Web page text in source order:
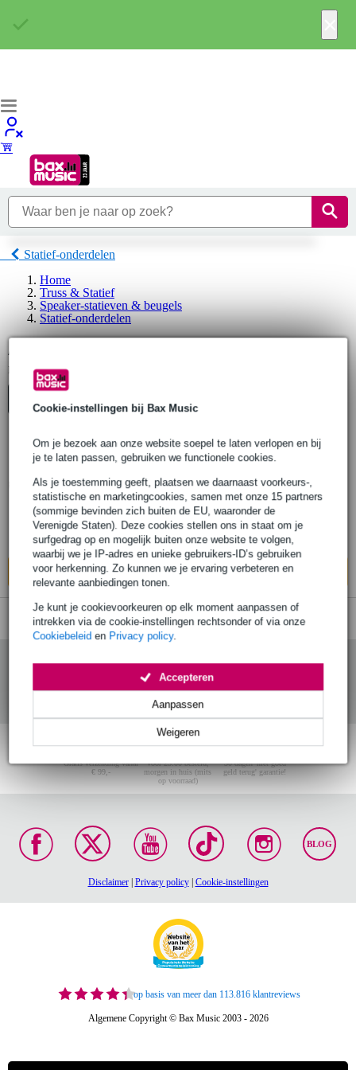
Cookie-instellingen bij Bax Music
Om je bezoek aan onze website soepel te laten verlopen en bij
je te laten passen, gebruiken we functionele cookies.
Als je toestemming geeft, plaatsen we daarnaast voorkeurs-,
statistische en marketingcookies, samen met onze 15 partners
(sommige bevinden zich buiten de EU, waaronder de
Verenigde Staten). Deze cookies stellen ons in staat om je
surfgedrag op en mogelijk buiten onze website te volgen,
waarbij we je IP-adres en unieke gebruikers-ID’s gebruiken
voor herkenning. Zo kunnen we je ervaring verbeteren en
relevante aanbiedingen tonen.
Je kunt je cookievoorkeuren op elk moment aanpassen of
intrekken via de cookie-instellingen rechtsonder of via onze
Cookiebeleid en Privacy policy.
Weigeren
Aanpassen
Accepteren
Statief-onderdelen
Home
Truss & Statief
Speaker-statieven & beugels
Statief-onderdelen
Analog Cases Statief-onderdelen
Er is 1product gevonden.
Analog Cases XTS Flex Tray 13.3 inch
Adviesprijs € 40,- € 29,-
Op voorraad bij de leverancier
In mijn winkelwagen
Gratis verzending vanaf
€ 99,-
Voor 23:00 besteld,
morgen in huis (mits
op voorraad)
30 dagen 'niet goed
geld terug' garantie!
BLOG
Disclaimer| Privacy policy| Cookie-instellingen
op basis van meer dan 113.816 klantreviews
Algemene Copyright © Bax Music 2003 - 2026